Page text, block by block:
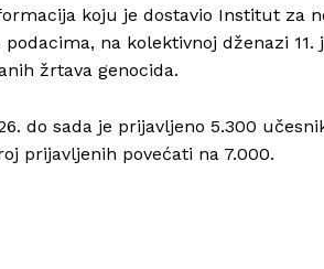
koju je dostavio Institut za
na kolektivnoj dženazi
žrtava genocida.
do sada je prijavljeno 5.300
prijavljenih povećati na 7.000.